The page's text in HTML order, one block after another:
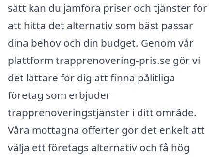
sätt kan du jämföra priser och tjänster för
att hitta det alternativ som bäst passar
dina behov och din budget. Genom vår
plattform trapprenovering-pris.se gör vi
det lättare för dig att finna pålitliga
företag som erbjuder
trapprenoveringstjänster i ditt område.
Våra mottagna offerter gör det enkelt att
välja ett företags alternativ och få hög